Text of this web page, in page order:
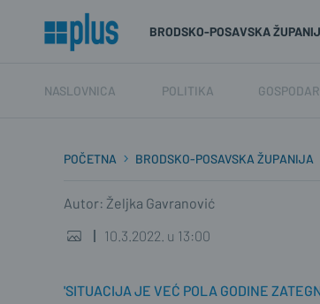
BRODSKO-POSAVSKA
NASLOVNICA POLITIKA
POČETNA BRODSKO-POSAVSKA ŽUPANIJA
Autor: Željka Gavranović
10.3.2022. u 13:00
'SITUACIJA JE VEĆ POLA GODINE